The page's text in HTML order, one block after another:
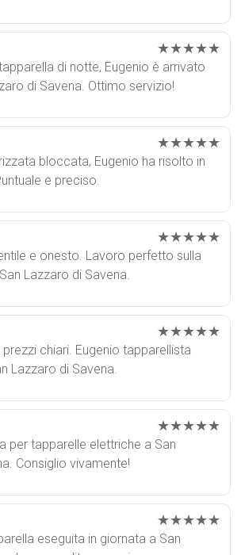
★★★★★
di notte, Eugenio è arrivato
di Savena. Ottimo servizio!
★★★★★
bloccata, Eugenio ha risolto in
e preciso.
★★★★★
e onesto. Lavoro perfetto sulla
Lazzaro di Savena.
★★★★★
chiari. Eugenio tapparellista
Lazzaro di Savena.
★★★★★
per tapparelle elettriche a San
Consiglio vivamente!
★★★★★
eseguita in giornata a San